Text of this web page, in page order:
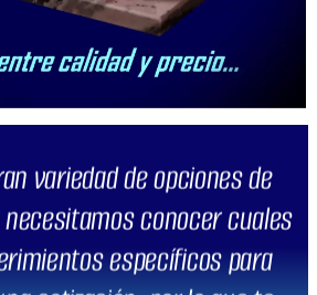
variedad de opciones de
conocer cuales
específicos para